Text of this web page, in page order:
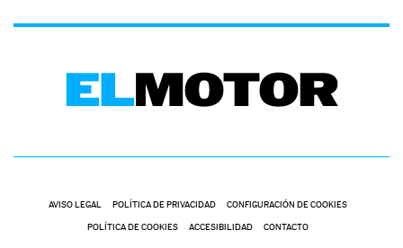
AVISO LEGAL POLÍTICA DE PRIVACIDAD CONFIGURACIÓN DE COOKIES
POLÍTICA DE COOKIES ACCESIBILIDAD CONTACTO